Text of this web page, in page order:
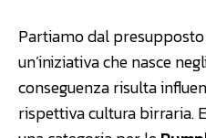
Partiamo dal
un’iniziativa che nasce
conseguenza risulta
rispettiva cultura birraria.